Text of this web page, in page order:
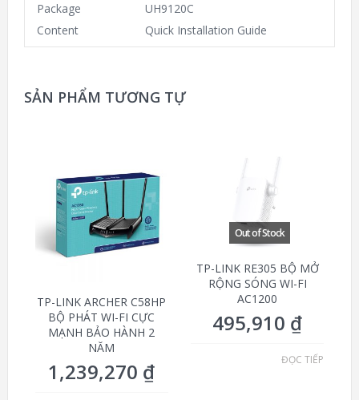
Package
Content
UH9120C
Quick Installation Guide
SẢN PHẨM TƯƠNG TỰ
TP-LINK ARCHER C58HP
BỘ PHÁT WI-FI CỰC
MẠNH BẢO HÀNH 2
NĂM
1,239,270 ₫
TP-LINK RE305 BỘ MỞ
RỘNG SÓNG WI-FI
AC1200
495,910 ₫
ĐỌC TIẾP